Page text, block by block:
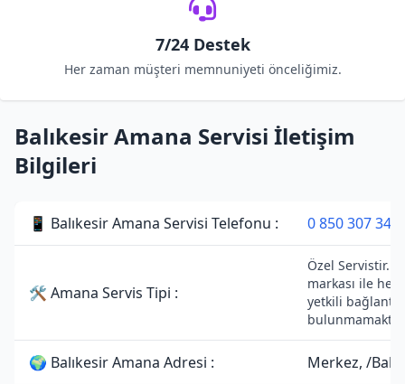
7/24 Destek
Her zaman müşteri memnuniyeti önceliğimiz.
Balıkesir Amana Servisi İletişim
Bilgileri
📱 Balıkesir Amana Servisi Telefonu : 0 850 307 34
🛠 Amana Servis Tipi :
Özel Servistir.
markası ile
yetkili
🌍 Balıkesir Amana Adresi : Merkez, /